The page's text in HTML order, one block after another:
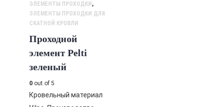
ЭЛЕМЕНТЫ ПРОХОДКИ ,
ЭЛЕМЕНТЫ ПРОХОДКИ ДЛЯ
СКАТНОЙ КРОВЛИ
Проходной
элемент Pelti
зеленый
0 out of 5
Кровельный материал